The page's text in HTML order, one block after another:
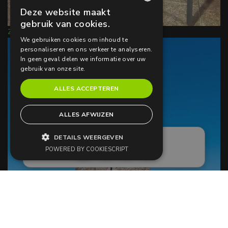
Zoom
DUTCH
Deze website maakt
gebruik van cookies.
We gebruiken cookies om inhoud te
personaliseren en ons verkeer te analyseren.
In geen geval delen we informatie over uw
gebruik van onze site.
ALLES ACCEPTEREN
ALLES AFWIJZEN
DETAILS WEERGEVEN
POWERED BY COOKIESCRIPT